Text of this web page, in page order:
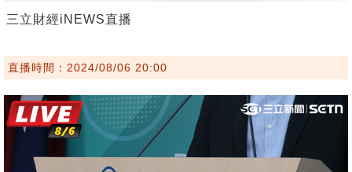
三立財經iNEWS直播
直播時間：2024/08/06 20:00